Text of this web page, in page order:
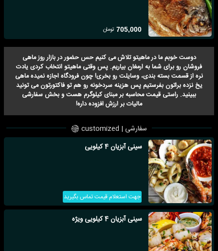
705,000 تومان
دوست خوبم ما در ماهیتو تلاش می کنیم حس حضور در بازار روز ماهی
فروشان رو برای شما به ارمغان بیاریم. پس وقتی ماهیتو انتخاب کردی یادت
نره از قسمت بسته بندی، وسایلت رو بخری! چون فرودگاه اجازه نمیده ماهی
یخ نزده براتون بفرستیم پس هزینه سردخونه رو هم تو فاکتورتون می تونید
ببینید. راستی قیمت محاسبه بر مبنای کیلوگرم هست و بخش سفارشی
مالیات بر ارزش افزوده داره!
سفارشی | customized
سینی آبزیان 4 کیلویی
جهت استعلام قیمت تماس بگیرید
سینی آبزیان 4 کیلویی ویژه